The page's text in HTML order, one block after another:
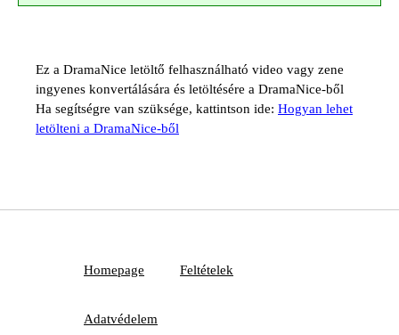
Ez a DramaNice letöltő felhasználható video vagy zene
ingyenes konvertálására és letöltésére a DramaNice-ből
Ha segítségre van szüksége, kattintson ide: Hogyan lehet
letölteni a DramaNice-ből
Homepage Feltételek
Adatvédelem